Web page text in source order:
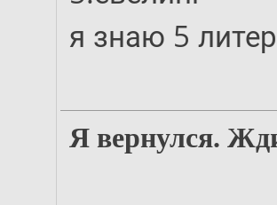
я знаю 5
Я вернулся.